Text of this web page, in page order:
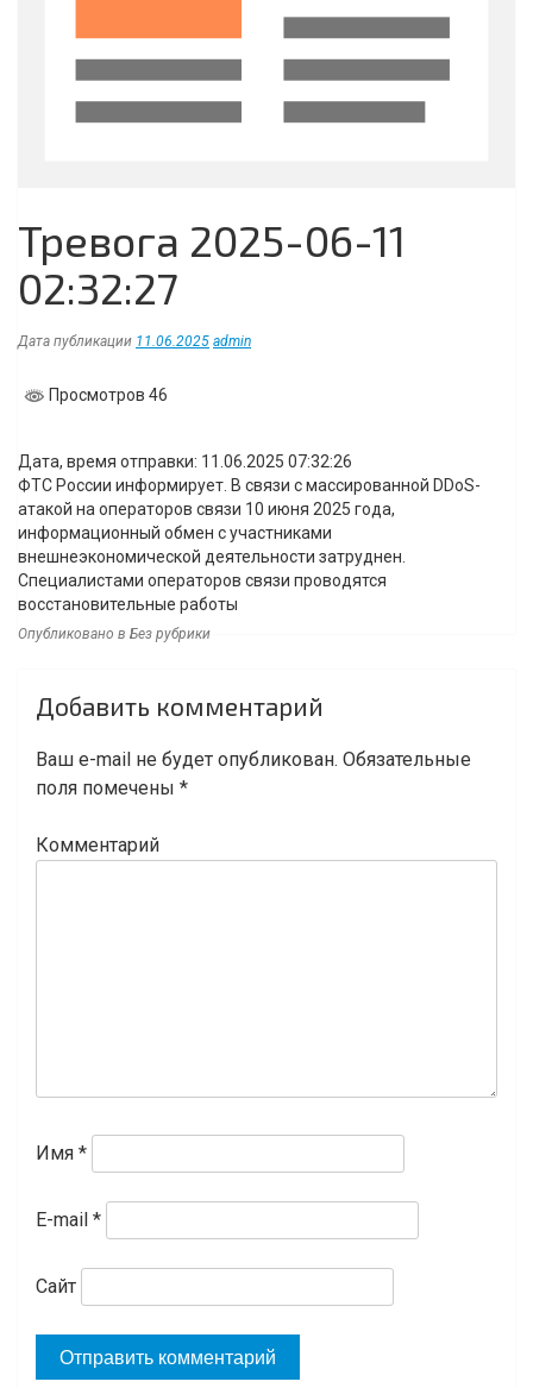
Тревога 2025-06-11
02:32:27
Дата публикации 11.06.2025 admin
Просмотров 46
Дата, время отправки: 11.06.2025 07:32:26
ФТС России информирует. В связи с массированной DDoS-
атакой на операторов связи 10 июня 2025 года,
информационный обмен с участниками
внешнеэкономической деятельности затруднен.
Специалистами операторов связи проводятся
восстановительные работы
Опубликовано в Без рубрики
по
записям
Добавить комментарий
Ваш e-mail не будет опубликован. Обязательные
поля помечены *
Комментарий
Имя *
E-mail *
Сайт